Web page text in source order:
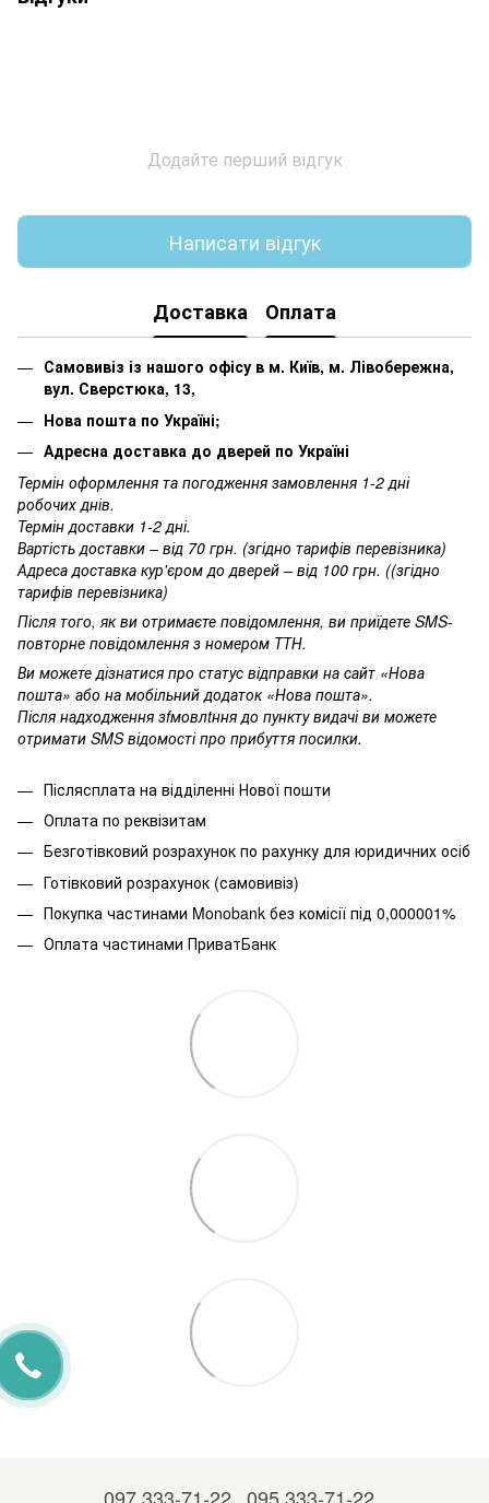
Додайте перший відгук
Написати відгук
Доставка Оплата
Самовивіз із нашого офісу в м. Київ, м. Лівобережна,
вул. Сверстюка, 13,
Нова пошта по Україні;
Адресна доставка до дверей по Україні
Термін оформлення та погодження замовлення 1-2 дні
робочих днів.
Термін доставки 1-2 дні.
Вартість доставки – від 70 грн. (згідно тарифів перевізника)
Адреса доставка кур'єром до дверей – від 100 грн. ((згідно
тарифів перевізника)
Після того, як ви отримаєте повідомлення, ви приїдете SMS-
повторне повідомлення з номером ТТН.
Ви можете дізнатися про статус відправки на сайт «Нова
пошта» або на мобільний додаток «Нова пошта».
Після надходження зfмовлtння до пункту видачі ви можете
отримати SMS відомості про прибуття посилки.
Післясплата на відділенні Нової пошти
Оплата по реквізитам
Безготівковий розрахунок по рахунку для юридичних осіб
Готівковий розрахунок (самовивіз)
Покупка частинами Monobank без комісії під 0,000001%
Оплата частинами ПриватБанк
097 333-71-22 095 333-71-22